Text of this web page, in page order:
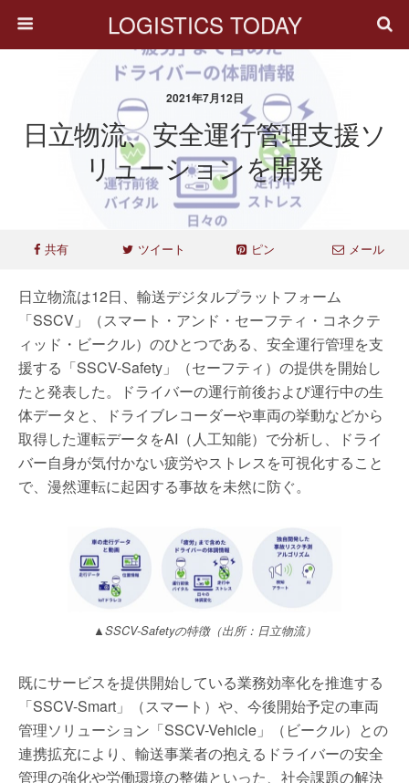
LOGISTICS TODAY
2021年7月12日
日立物流、安全運行管理支援ソ
リューションを開発
共有 ツイート ピン メール
日立物流は12日、輸送デジタルプラットフォーム
「SSCV」（スマート・アンド・セーフティ・コネクテ
ィッド・ビークル）のひとつである、安全運行管理を支
援する「SSCV-Safety」（セーフティ）の提供を開始し
たと発表した。ドライバーの運行前後および運行中の生
体データと、ドライブレコーダーや車両の挙動などから
取得した運転データをAI（人工知能）で分析し、ドライ
バー自身が気付かない疲労やストレスを可視化すること
で、漫然運転に起因する事故を未然に防ぐ。
▲SSCV-Safetyの特徴（出所：日立物流）
既にサービスを提供開始している業務効率化を推進する
「SSCV-Smart」（スマート）や、今後開始予定の車両
管理ソリューション「SSCV-Vehicle」（ビークル）との
連携拡充により、輸送事業者の抱えるドライバーの安全
管理の強化や労働環境の整備といった、社会課題の解決